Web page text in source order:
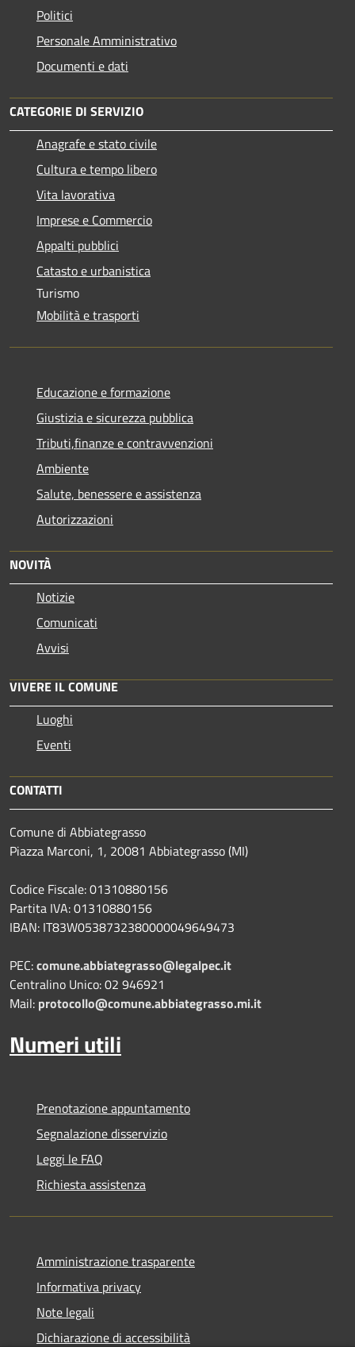
Politici
Personale Amministrativo
Documenti e dati
CATEGORIE DI SERVIZIO
Anagrafe e stato civile
Cultura e tempo libero
Vita lavorativa
Imprese e Commercio
Appalti pubblici
Catasto e urbanistica
Turismo
Mobilità e trasporti
Educazione e formazione
Giustizia e sicurezza pubblica
Tributi,finanze e contravvenzioni
Ambiente
Salute, benessere e assistenza
Autorizzazioni
NOVITÀ
Notizie
Comunicati
Avvisi
VIVERE IL COMUNE
Luoghi
Eventi
CONTATTI
Comune di Abbiategrasso
Piazza Marconi, 1, 20081 Abbiategrasso (MI)
Codice Fiscale: 01310880156
Partita IVA: 01310880156
IBAN: IT83W0538732380000049649473
PEC:comune.abbiategrasso@legalpec.it
Centralino Unico: 02 946921
Mail: protocollo@comune.abbiategrasso.mi.it
Numeri utili
Prenotazione appuntamento
Segnalazione disservizio
Leggi le FAQ
Richiesta assistenza
Amministrazione trasparente
Informativa privacy
Note legali
Dichiarazione di accessibilità